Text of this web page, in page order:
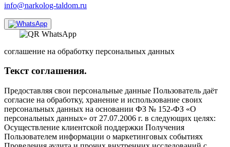
info@narkolog-taldom.ru
соглашение на обработку персональных данных
Текст соглашения.
Предоставляя свои персональные данные Пользователь даёт
согласие на обработку, хранение и использование своих
персональных данных на основании ФЗ № 152-ФЗ «О
персональных данных» от 27.07.2006 г. в следующих целях:
Осуществление клиентской поддержки Получения
Пользователем информации о маркетинговых событиях